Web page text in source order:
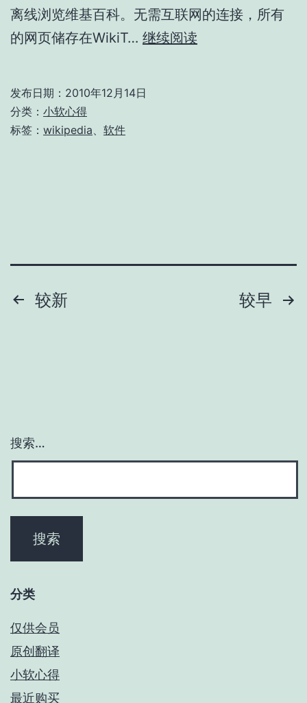
离线浏览维基百科。无需互联网的连接，所有
的网页储存在WikiT… 继续阅读
发布日期： 2010年12月14日
分类： 小软心得
标签： wikipedia 软件
文 较新 较早
搜索…
分类
仅供会员
原创翻译
小软心得
最近购买